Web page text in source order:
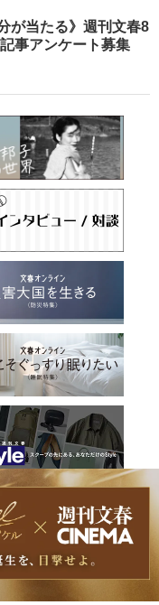
が当たる》週刊文春8
事アンケート募集